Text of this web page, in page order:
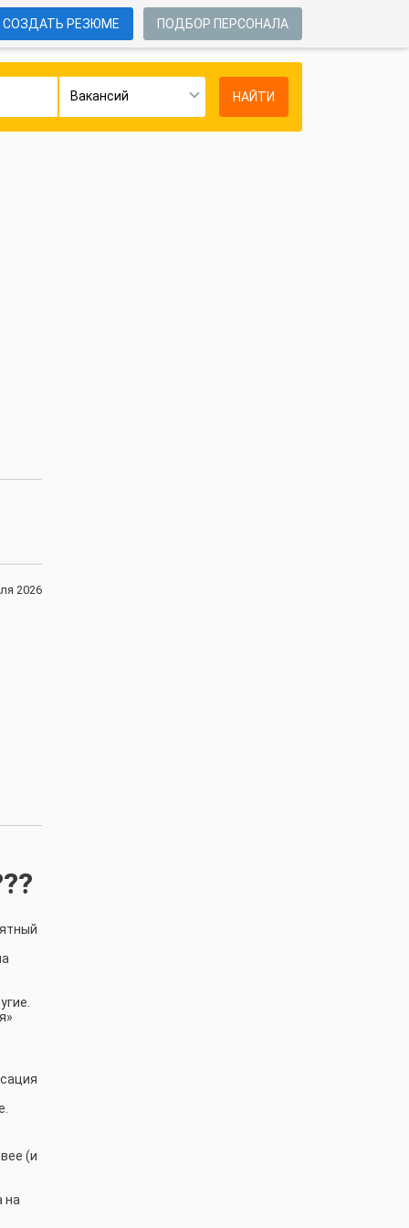
СОЗДАТЬ РЕЗЮМЕ ПОДБОР ПЕРСОНАЛА
Вакансий НАЙТИ
2026
(и
на